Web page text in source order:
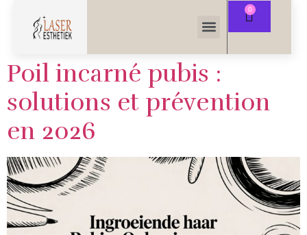
Poil incarné pubis :
solutions et prévention
en 2026